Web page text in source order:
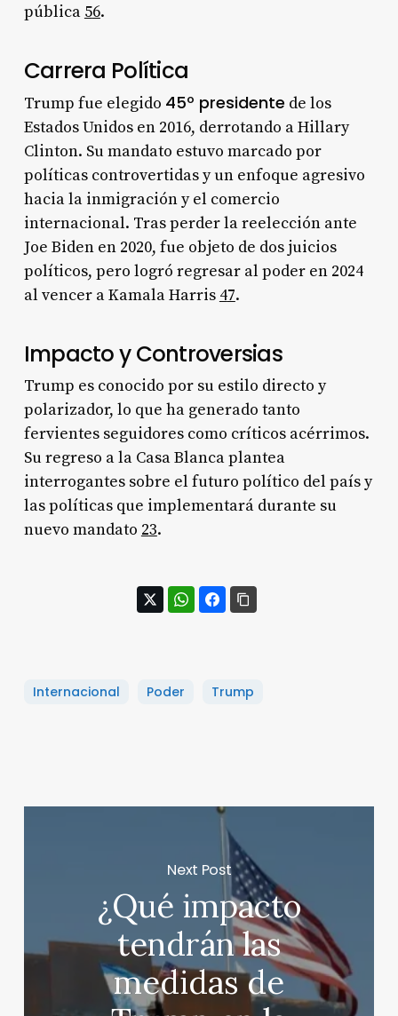
pública 56.
Carrera Política
Trump fue elegido 45º presidente de los
Estados Unidos en 2016, derrotando a Hillary
Clinton. Su mandato estuvo marcado por
políticas controvertidas y un enfoque agresivo
hacia la inmigración y el comercio
internacional. Tras perder la reelección ante
Joe Biden en 2020, fue objeto de dos juicios
políticos, pero logró regresar al poder en 2024
al vencer a Kamala Harris 47.
Impacto y Controversias
Trump es conocido por su estilo directo y
polarizador, lo que ha generado tanto
fervientes seguidores como críticos acérrimos.
Su regreso a la Casa Blanca plantea
interrogantes sobre el futuro político del país y
las políticas que implementará durante su
nuevo mandato 23.
Internacional Poder Trump
Next Post
¿Qué impacto
tendrán las
medidas de